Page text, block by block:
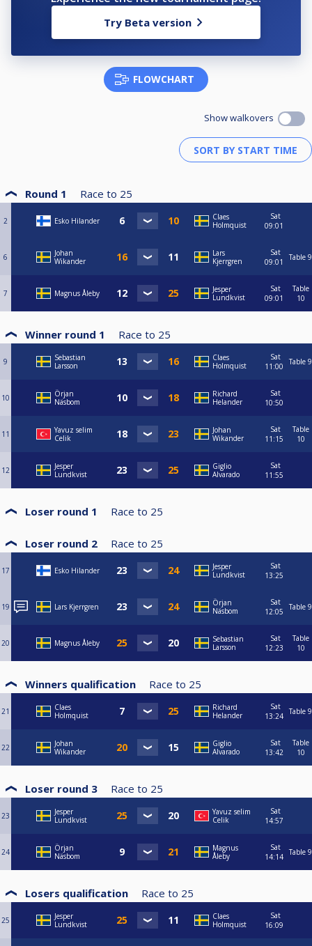
Try Beta version
FLOWCHART
Show walkovers
Round 1 Race to 25
2 Esko Hilander
Claes
Holmquist
Sat
09:01
6
Johan
Wikander
Lars
Kjerrgren
Sat
09:01
Table 9
7 Magnus Åleby
Jesper
Lundkvist
Sat
09:01
Table
10
Winner round 1 Race to 25
9
Sebastian
Larsson
Claes
Holmquist
Sat
11:00
Table 9
10
Örjan
Näsbom
Richard
Helander
Sat
10:50
11
Yavuz selim
Celik
Johan
Wikander
Sat
11:15
Table
10
12
Jesper
Lundkvist
Giglio
Alvarado
Sat
11:55
Loser round 1 Race to 25
Loser round 2 Race to 25
17 Esko Hilander
Jesper
Lundkvist
Sat
13:25
19 Lars Kjerrgren
Örjan
Näsbom
Sat
12:05
Table 9
20 Magnus Åleby
Sebastian
Larsson
Sat
12:23
Table
10
Winners qualification Race to 25
21
Claes
Holmquist
Richard
Helander
Sat
13:24 Table 9
22
Johan
Wikander
Giglio
Alvarado
Sat
13:42
Table
10
Loser round 3 Race to 25
23
Jesper
Lundkvist
Yavuz selim
Celik
Sat
14:57
24
Örjan
Näsbom
Magnus
Åleby
Sat
14:14 Table 9
Losers qualification Race to 25
25
Jesper
Lundkvist
Claes
Holmquist
Sat
16:09